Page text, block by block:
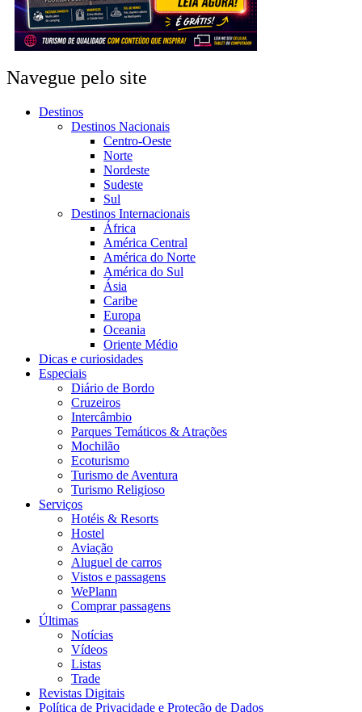
Navegue pelo site
Destinos
Destinos Nacionais
Centro-Oeste
Norte
Nordeste
Sudeste
Sul
Destinos Internacionais
África
América Central
América do Norte
América do Sul
Ásia
Caribe
Europa
Oceania
Oriente Médio
Dicas e curiosidades
Especiais
Diário de Bordo
Cruzeiros
Intercâmbio
Parques Temáticos & Atrações
Mochilão
Ecoturismo
Turismo de Aventura
Turismo Religioso
Serviços
Hotéis & Resorts
Hostel
Aviação
Aluguel de carros
Vistos e passagens
WePlann
Comprar passagens
Últimas
Notícias
Vídeos
Listas
Trade
Revistas Digitais
Política de Privacidade e Proteção de Dados